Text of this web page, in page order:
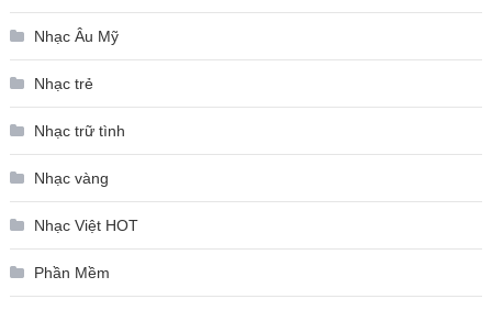
Nhạc Âu Mỹ
Nhạc trẻ
Nhạc trữ tình
Nhạc vàng
Nhạc Việt HOT
Phần Mềm